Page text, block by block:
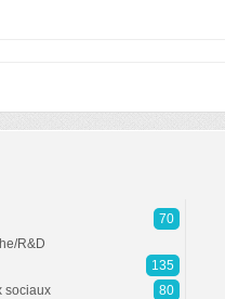
70
R&D
135
sociaux
80